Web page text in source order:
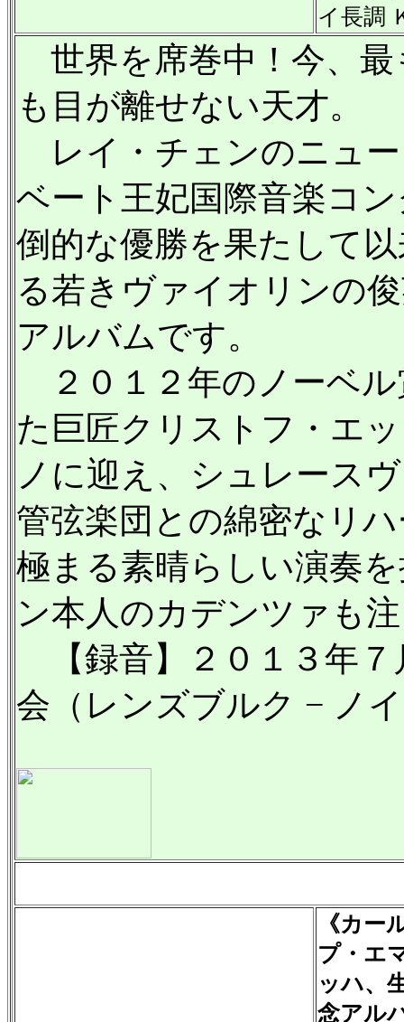
イ長調
世界を席巻中！今、最
も目が離せない天才。
レイ・チェンのニュ
ベート王妃国際音楽コ
倒的な優勝を果たして
る若きヴァイオリンの
アルバムです。
２０１２年のノーベ
た巨匠クリストフ・エ
ノに迎え、シュレース
管弦楽団との綿密なリ
極まる素晴らしい演奏
ン本人のカデンツァも
【録音】２０１３年
会（レンズブルク − ノ
《カー
プ・エ
ッハ、
念アル